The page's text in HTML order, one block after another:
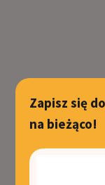
Zapisz się
na bieżąco!